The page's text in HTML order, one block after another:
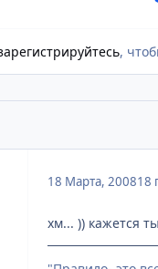
,
18 Марта, 200818
хм... )) кажется